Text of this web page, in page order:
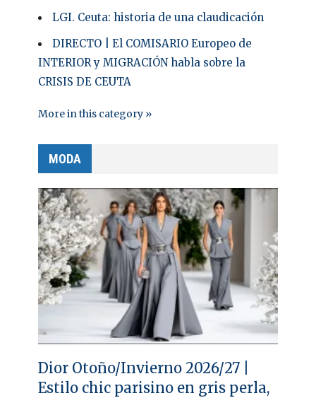
LGI. Ceuta: historia de una claudicación
DIRECTO | El COMISARIO Europeo de
INTERIOR y MIGRACIÓN habla sobre la
CRISIS DE CEUTA
More in this category »
MODA
Dior Otoño/Invierno 2026/27 |
Estilo chic parisino en gris perla,